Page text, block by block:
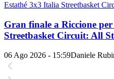
Estathé 3x3 Italia Streetbasket
Gran finale a Riccione
Streetbasket Circuit: All
06 Ago 2026 - 15:59Daniele